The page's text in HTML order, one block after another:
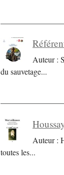
Auteur :
du sauvetage...
Auteur :
toutes les...